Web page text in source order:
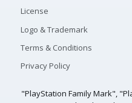
License
Logo & Trademark
Terms & Conditions
Privacy Policy
"PlayStation Family Mark",